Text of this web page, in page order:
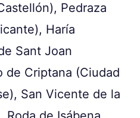
Pedraza
Haría
Sant Joan
de Criptana (Ciudad
San Vicente de la